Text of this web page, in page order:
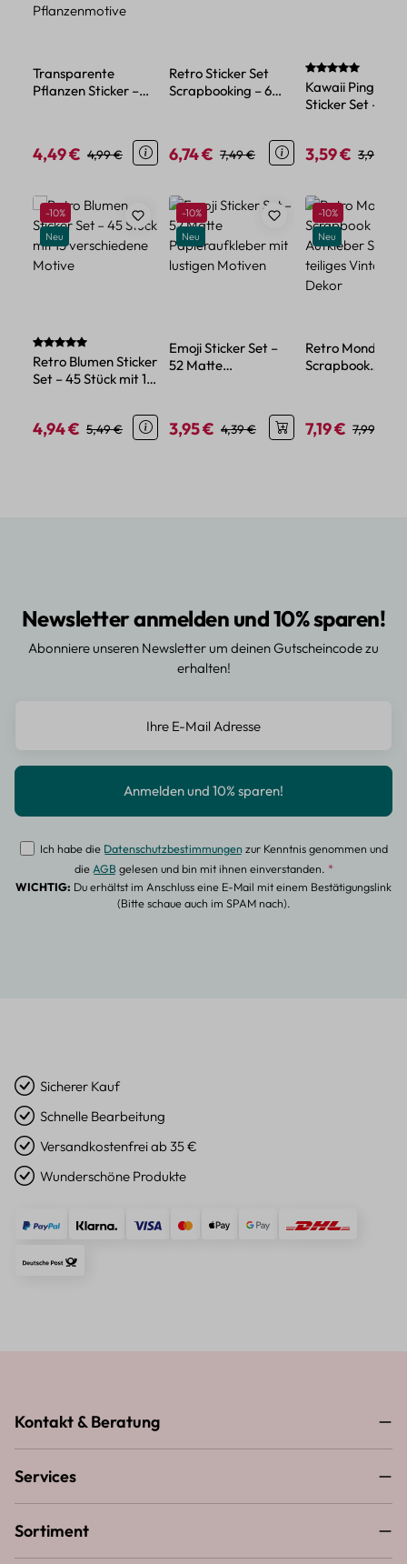
Transparente
Pflanzen Sticker –
Verkaufspreis:
4,49 € Regulärer Preis:
4,99 €
Retro Sticker Set
Scrapbooking – 6
Verkaufspreis:
6,74 € Regulärer Preis:
7,49 €
Kawaii Pinguin
Sticker Set – 45
Design
Verkaufspreis:
3,59 € 3,99 €
Produktgalerie überspringen
Rabatt
-10%
Neu
Durchschnittliche Bewertung von 5 von 5 Sternen
Retro Blumen Sticker
Set – 45 Stück mit 15
Verkaufspreis:
4,94 € Regulärer Preis:
5,49 €
Rabatt
-10%
Neu
Emoji Sticker Set –
52 Matte
Verkaufspreis:
3,95 € Regulärer Preis:
4,39 €
Rabatt
-10%
Neu
Retro Mond
Scrapbook
Verkaufspreis:
7,19 € 7,99 €
Newsletter anmelden und 10% sparen!
Abonniere unseren Newsletter um deinen Gutscheincode zu
erhalten!
Ich habe die Datenschutzbestimmungenzur Kenntnis genommen und
dieAGBgelesen und bin mit ihnen einverstanden. *
WICHTIG: Du erhältst im Anschluss eine E-Mail mit einem Bestätigungslink
(Bitte schaue auch im SPAM nach).
Sicherer Kauf
Schnelle Bearbeitung
Versandkostenfrei ab 35 €
Wunderschöne Produkte
Kontakt & Beratung
Services
Sortiment